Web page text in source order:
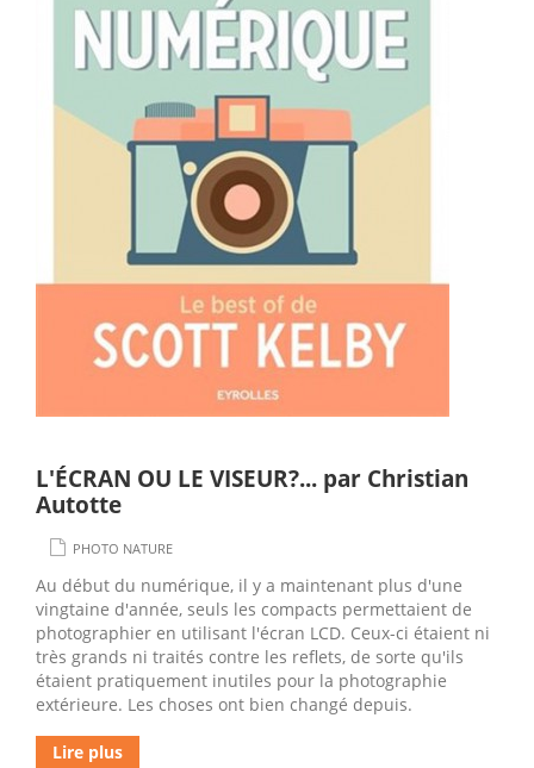
L'ÉCRAN OU LE VISEUR?... par Christian
Autotte
PHOTO NATURE
Au début du numérique, il y a maintenant plus d'une
vingtaine d'année, seuls les compacts permettaient de
photographier en utilisant l'écran LCD. Ceux-ci étaient ni
très grands ni traités contre les reflets, de sorte qu'ils
étaient pratiquement inutiles pour la photographie
extérieure. Les choses ont bien changé depuis.
Lire plus